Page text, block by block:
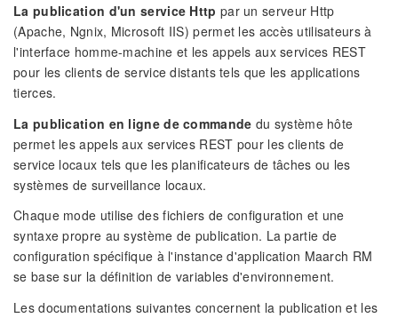
La publication d'un service Http par un serveur Http
(Apache, Ngnix, Microsoft IIS) permet les accès utilisateurs à
l'interface homme-machine et les appels aux services REST
pour les clients de service distants tels que les applications
tierces.
La publication en ligne de commande du système hôte
permet les appels aux services REST pour les clients de
service locaux tels que les planificateurs de tâches ou les
systèmes de surveillance locaux.
Chaque mode utilise des fichiers de configuration et une
syntaxe propre au système de publication. La partie de
configuration spécifique à l'instance d'application Maarch RM
se base sur la définition de variables d'environnement.
Les documentations suivantes concernent la publication et les